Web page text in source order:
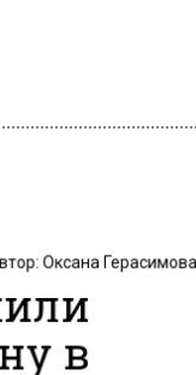
Оксана Герасимова
в